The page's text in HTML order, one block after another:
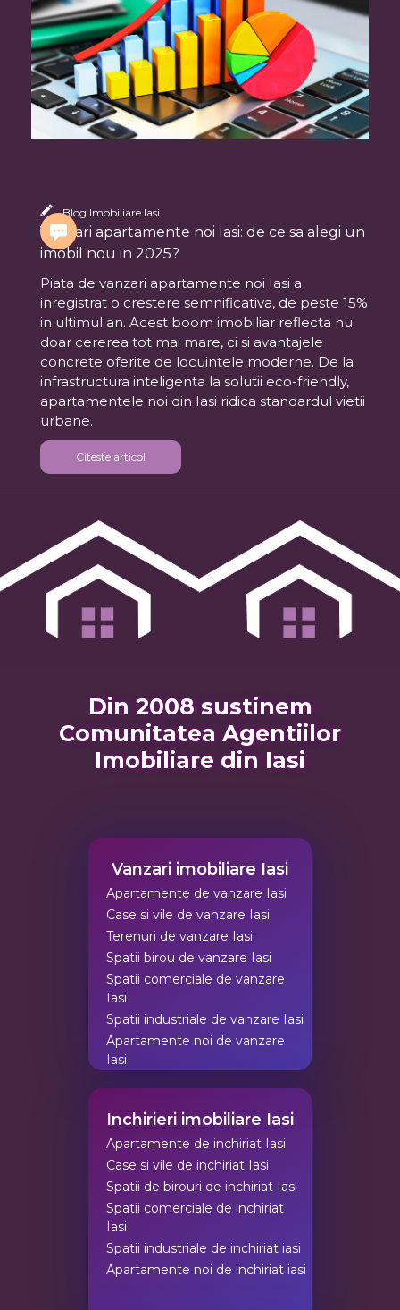
Blog Imobiliare Iasi
Vanzari apartamente noi Iasi: de ce sa alegi un
imobil nou in 2025?
Piata de vanzari apartamente noi Iasi a
inregistrat o crestere semnificativa, de peste 15%
in ultimul an. Acest boom imobiliar reflecta nu
doar cererea tot mai mare, ci si avantajele
concrete oferite de locuintele moderne. De la
infrastructura inteligenta la solutii eco-friendly,
apartamentele noi din Iasi ridica standardul vietii
urbane.
Citeste articol
Din 2008 sustinem
Comunitatea Agentiilor
Imobiliare din Iasi
Vanzari imobiliare Iasi
Apartamente de vanzare Iasi
Case si vile de vanzare Iasi
Terenuri de vanzare Iasi
Spatii birou de vanzare Iasi
Spatii comerciale de vanzare
Iasi
Spatii industriale de vanzare Iasi
Apartamente noi de vanzare
Iasi
Inchirieri imobiliare Iasi
Apartamente de inchiriat Iasi
Case si vile de inchiriat Iasi
Spatii de birouri de inchiriat Iasi
Spatii comerciale de inchiriat
Iasi
Spatii industriale de inchiriat iasi
Apartamente noi de inchiriat iasi